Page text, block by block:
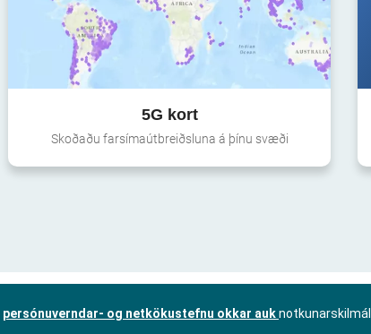
5G kort
Skoðaðu farsímaútbreiðsluna á þínu svæði
persónuverndar- og netkökustefnu okkar auk